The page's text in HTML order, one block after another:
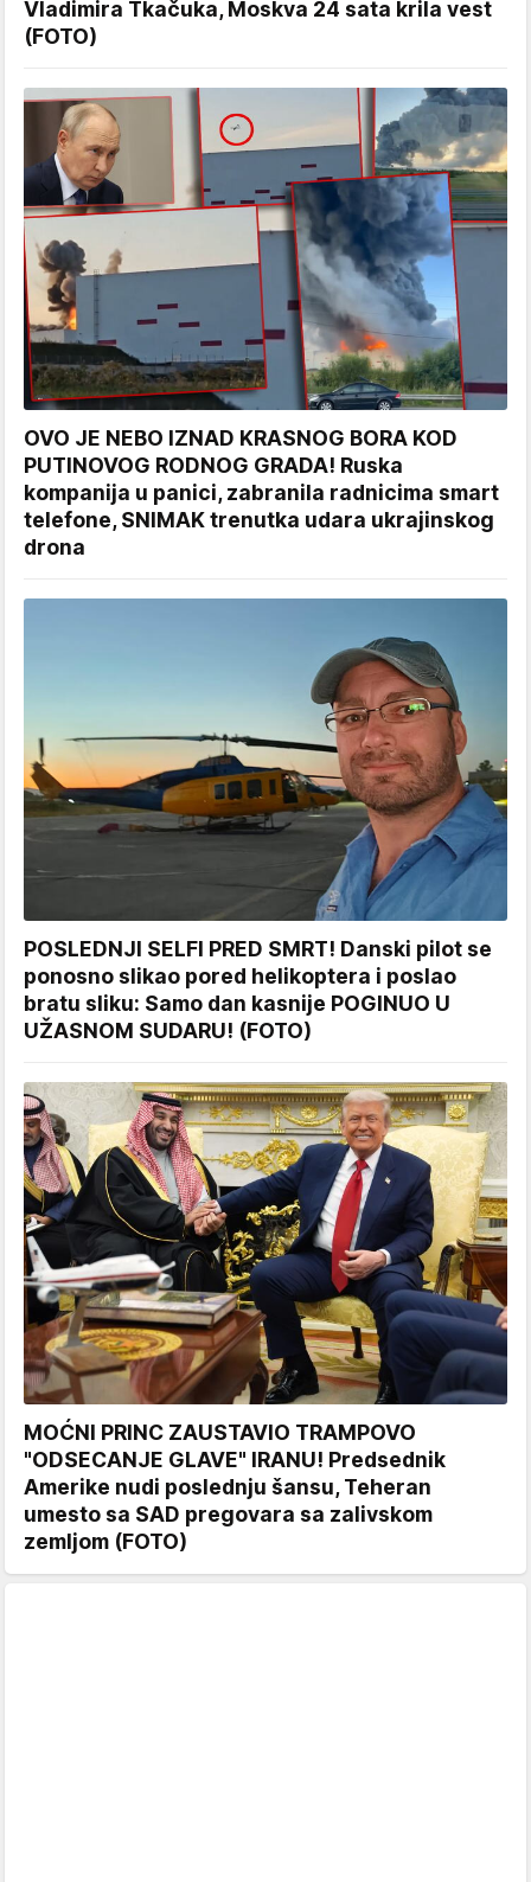
Vladimira Tkačuka, Moskva 24 sata krila vest
(FOTO)
OVO JE NEBO IZNAD KRASNOG BORA KOD
PUTINOVOG RODNOG GRADA! Ruska
kompanija u panici, zabranila radnicima smart
telefone, SNIMAK trenutka udara ukrajinskog
drona
POSLEDNJI SELFI PRED SMRT! Danski pilot se
ponosno slikao pored helikoptera i poslao
bratu sliku: Samo dan kasnije POGINUO U
UŽASNOM SUDARU! (FOTO)
MOĆNI PRINC ZAUSTAVIO TRAMPOVO
"ODSECANJE GLAVE" IRANU! Predsednik
Amerike nudi poslednju šansu, Teheran
umesto sa SAD pregovara sa zalivskom
zemljom (FOTO)